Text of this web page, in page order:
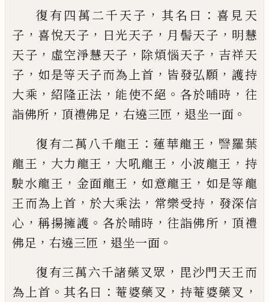
復有四萬二千天子 ， 其名曰 ： 喜見天
子 ， 喜悅天子 ， 日光天子 ， 月髻天子 ， 明慧
天子 ， 虛空淨慧天子 ， 除煩惱天子 ， 吉祥天
子 ， 如是等天子而為上首 ， 皆發弘願 ， 護持
大乘 ， 紹隆正法 ， 能使不絕 。 各於晡時 ， 往
詣佛所 ， 頂禮佛足 ， 右遶三匝 ， 退坐一面 。
復有二萬八千龍王 ：蓮華龍王 ， 𧫦羅葉
龍王 ， 大力龍王 ， 大吼龍王 ， 小波龍王 ， 持
駛水龍王 ， 金面龍王 ， 如意龍王 ， 如是等龍
王而為上首 ， 於大乘法 ， 常樂受持 ， 發深信
心 ，稱揚擁護 。 各於晡時 ， 往詣佛所 ， 頂禮
佛足 ， 右遶三匝 ， 退坐一面 。
復有三萬六千諸藥叉眾 ， 毘沙門天王而
為上首 。其名曰 ： 菴婆藥叉 ， 持菴婆藥叉 ，